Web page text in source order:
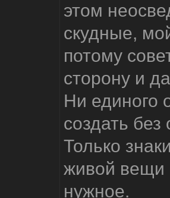
этом
скудные,
потому
сторону и
Ни единого
создать
Только
живой вещи
нужное.